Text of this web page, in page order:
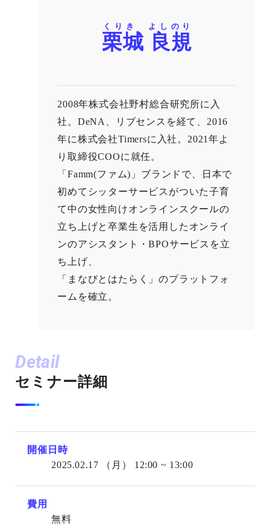
栗城 良規
くりき よしのり
2008年株式会社野村総合研究所に入
社。DeNA、リブセンスを経て、2016
年に株式会社Timersに入社。2021年よ
り取締役COOに就任。
「Famm(ファム)」ブランドで、日本で
初めてシッターサービスがついた子育
て中の女性向けオンラインスクールの
立ち上げと卒業生を活用したオンライ
ンのアシスタント・BPOサービスを立
ち上げ、
「まなびとはたらく」のプラットフォ
ームを確立。
Detail
セミナー詳細
開催日時
2025.02.17 （月） 12:00 ~ 13:00
費用
無料